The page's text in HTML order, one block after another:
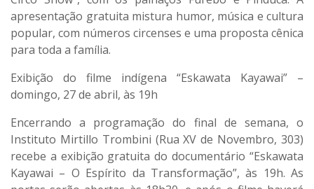
apresentação gratuita mistura humor, música e cultura
popular, com números circenses e uma proposta cênica
para toda a família.
Exibição do filme indígena “Eskawata Kayawai” –
domingo, 27 de abril, às 19h
Encerrando a programação do final de semana, o
Instituto Mirtillo Trombini (Rua XV de Novembro, 303)
recebe a exibição gratuita do documentário “Eskawata
Kayawai – O Espírito da Transformação”, às 19h. As